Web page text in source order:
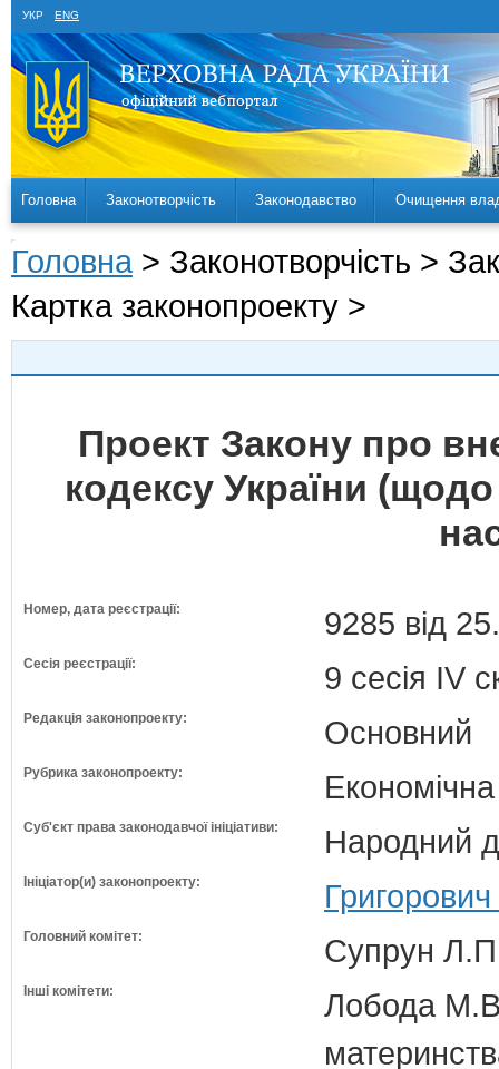
УКР ENG
Головна Законотворчість Законодавство Очищення
Головна > Законотворчість >
Картка законопроекту >
Проект Закону про
кодексу України
Номер, дата реєстрації: 9285 від
Сесія реєстрації: 9 сесія IV
Редакція законопроекту: Основний
Рубрика законопроекту:
Суб'єкт права законодавчої ініціативи: Народний
Ініціатор(и) законопроекту:
Головний комітет: Супрун
Інші комітети:
Лобода